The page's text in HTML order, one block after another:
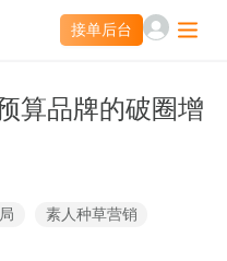
接单后台
算品牌的破圈增
素人种草营销
接单后台